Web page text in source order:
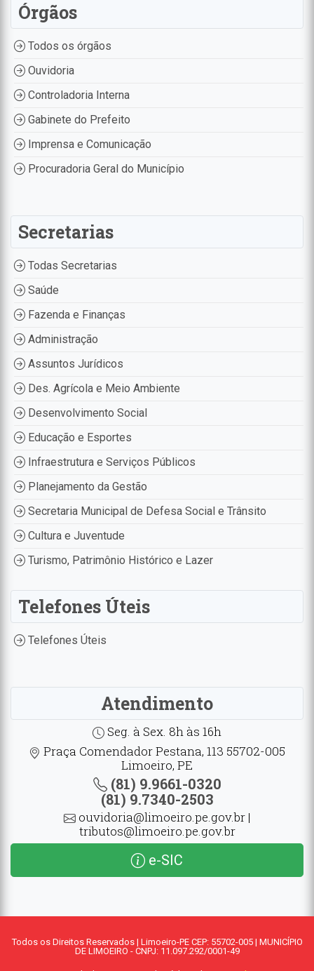
Órgãos
Todos os órgãos
Ouvidoria
Controladoria Interna
Gabinete do Prefeito
Imprensa e Comunicação
Procuradoria Geral do Município
Secretarias
Todas Secretarias
Saúde
Fazenda e Finanças
Administração
Assuntos Jurídicos
Des. Agrícola e Meio Ambiente
Desenvolvimento Social
Educação e Esportes
Infraestrutura e Serviços Públicos
Planejamento da Gestão
Secretaria Municipal de Defesa Social e Trânsito
Cultura e Juventude
Turismo, Patrimônio Histórico e Lazer
Telefones Úteis
Telefones Úteis
Atendimento
Seg. à Sex. 8h às 16h
Praça Comendador Pestana, 113 55702-005
Limoeiro, PE
(81) 9.9661-0320
(81) 9.7340-2503
ouvidoria@limoeiro.pe.gov.br |
tributos@limoeiro.pe.gov.br
e-SIC
Todos os Direitos Reservados | Limoeiro-PE CEP: 55702-005 | MUNICÍPIO
DE LIMOEIRO - CNPJ: 11.097.292/0001-49